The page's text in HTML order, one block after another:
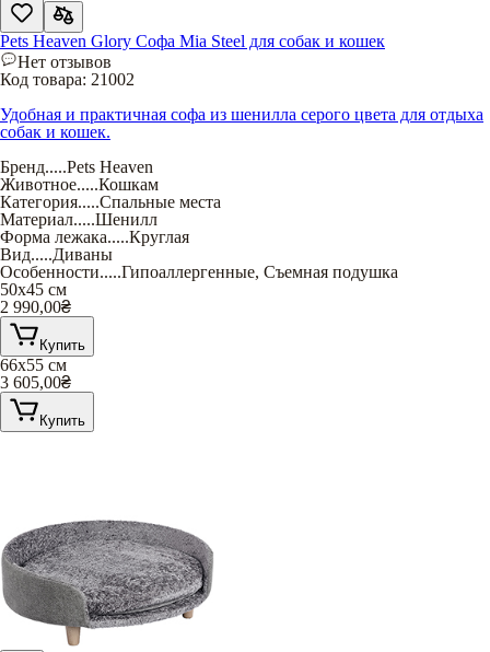
Pets Heaven Glory Софа Mia Steel для собак и кошек
Нет отзывов
Код товара: 21002
Удобная и практичная софа из шенилла серого цвета для отдыха
собак и кошек.
Бренд.....Pets Heaven
Животное.....Кошкам
Категория.....Спальные места
Материал.....Шенилл
Форма лежака.....Круглая
Вид.....Диваны
Особенности.....Гипоаллергенные, Съемная подушка
50х45 см
2 990,00₴
Купить
66х55 см
3 605,00₴
Купить